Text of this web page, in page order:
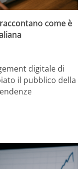
come è
digitale di
il pubblico della